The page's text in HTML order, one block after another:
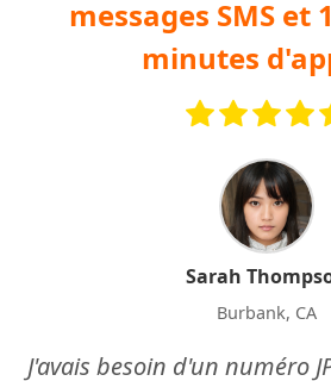
messages SMS et
minutes
Sarah
Burbank, CA
J'avais besoin d'un numéro